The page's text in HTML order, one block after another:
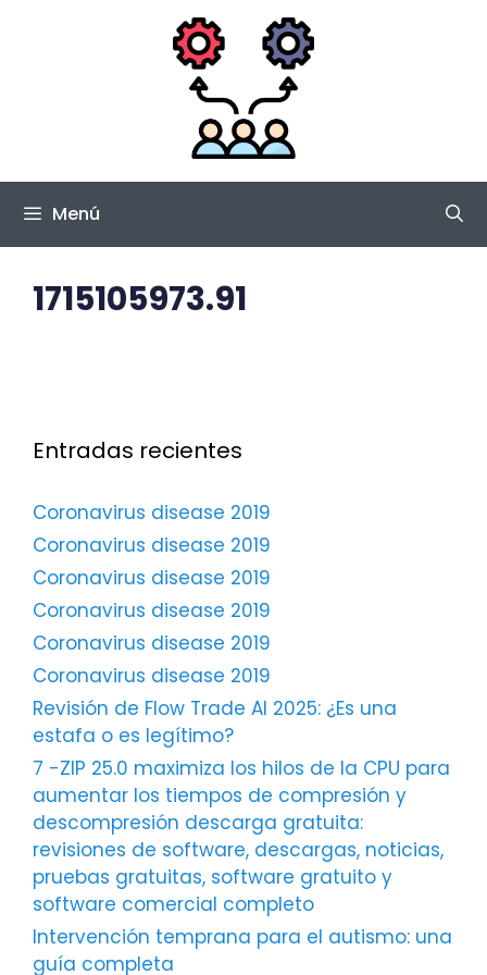
Menú
1715105973.91
Entradas recientes
Coronavirus disease 2019
Coronavirus disease 2019
Coronavirus disease 2019
Coronavirus disease 2019
Coronavirus disease 2019
Coronavirus disease 2019
Revisión de Flow Trade AI 2025: ¿Es una
estafa o es legítimo?
7 -ZIP 25.0 maximiza los hilos de la CPU para
aumentar los tiempos de compresión y
descompresión descarga gratuita:
revisiones de software, descargas, noticias,
pruebas gratuitas, software gratuito y
software comercial completo
Intervención temprana para el autismo: una
guía completa